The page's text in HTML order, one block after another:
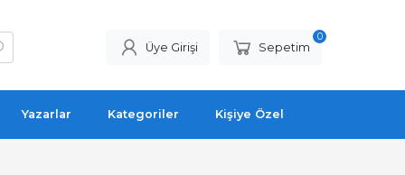
Üye Girişi Sepetim
0
Yazarlar Kategoriler Kişiye Özel